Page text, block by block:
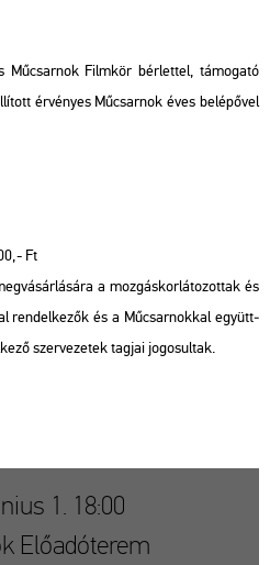
Mű­csar­nok Film­kör bér­let­tel, tá­mo­ga­tó
ér­vé­nyes Mű­csar­nok éves be­lé­pő­vel
Ft
a moz­gás­kor­lá­to­zot­tak és
ren­del­ke­zők és a Mű­csar­nok­kal együtt­
szer­ve­ze­tek tag­jai jo­go­sul­tak.
1. 18:00
Előadóterem